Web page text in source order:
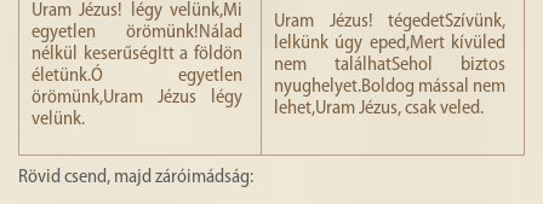
Uram Jézus! légy velünk,Mi
egyetlen örömünk!Nálad
nélkül keserűségItt a földön
életünk.Ó egyetlen
örömünk,Uram Jézus légy
velünk.
Uram Jézus! tégedetSzívünk,
lelkünk úgy eped,Mert kívüled
nem találhatSehol biztos
nyughelyet.Boldog mással nem
lehet,Uram Jézus, csak veled.
Rövid csend, majd záróimádság: